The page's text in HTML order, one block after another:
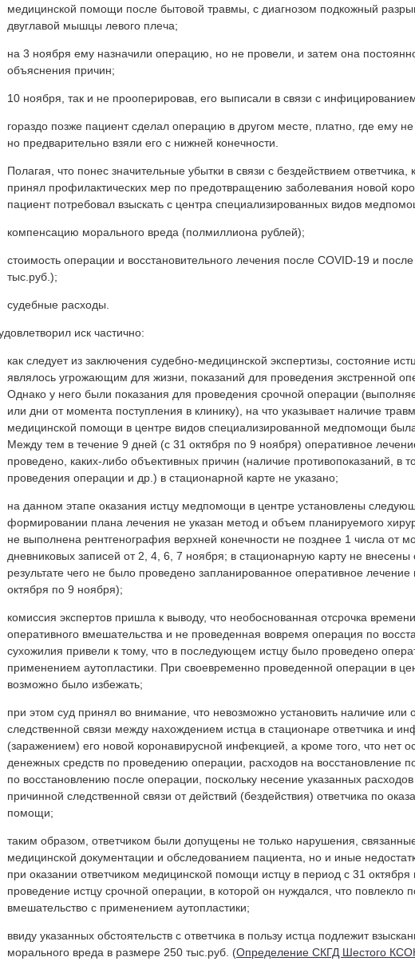
медицинской помощи после бытовой травмы, с диагнозом подкожный
двуглавой мышцы левого плеча;
на 3 ноября ему назначили операцию, но не провели, и затем она
объяснения причин;
10 ноября, так и не прооперировав, его выписали в связи с
гораздо позже пациент сделал операцию в другом месте, платно, где ему
но предварительно взяли его с нижней конечности.
Полагая, что понес значительные убытки в связи с бездействием
принял профилактических мер по предотвращению заболевания новой
пациент потребовал взыскать с центра специализированных видов
компенсацию морального вреда (полмиллиона рублей);
стоимость операции и восстановительного лечения после COVID-19 и
тыс.руб.);
судебные расходы.
иск частично:
как следует из заключения судебно-медицинской экспертизы, состояние
являлось угрожающим для жизни, показаний для проведения экстренной
Однако у него были показания для проведения срочной операции
или дни от момента поступления в клинику), на что указывает наличие
медицинской помощи в центре видов специализированной медпомощи
Между тем в течение 9 дней (с 31 октября по 9 ноября) оперативное
проведено, каких-либо объективных причин (наличие противопоказаний, в
проведения операции и др.) в стационарной карте не указано;
на данном этапе оказания истцу медпомощи в центре установлены
формировании плана лечения не указан метод и объем планируемого
не выполнена рентгенография верхней конечности не позднее 1 числа от
дневниковых записей от 2, 4, 6, 7 ноября; в стационарную карту не
результате чего не было проведено запланированное оперативное
октября по 9 ноября);
комиссия экспертов пришла к выводу, что необоснованная отсрочка
оперативного вмешательства и не проведенная вовремя операция по
сухожилия привели к тому, что в последующем истцу было проведено
применением аутопластики. При своевременно проведенной операции в
возможно было избежать;
при этом суд принял во внимание, что невозможно установить наличие или
следственной связи между нахождением истца в стационаре ответчика и
(заражением) его новой коронавирусной инфекцией, а кроме того, что нет
денежных средств по проведению операции, расходов на восстановление
по восстановлению после операции, поскольку несение указанных
причинной следственной связи от действий (бездействия) ответчика по
помощи;
таким образом, ответчиком были допущены не только нарушения,
медицинской документации и обследованием пациента, но и иные
при оказании ответчиком медицинской помощи истцу в период с 31
проведение истцу срочной операции, в которой он нуждался, что повлекло
вмешательство с применением аутопластики;
ввиду указанных обстоятельств с ответчика в пользу истца подлежит
морального вреда в размере 250 тыс.руб. (Определение СКГД Шестого